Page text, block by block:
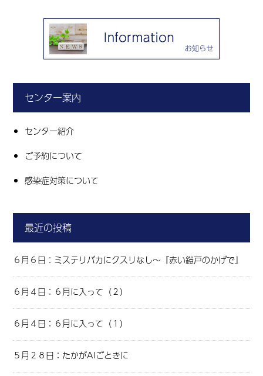
センター案内
センター紹介
ご予約について
感染症対策について
最近の投稿
６月６日：ミステリバカにクスリなし～『赤い鎧戸のかげで』
６月４日：６月に入って（２）
６月４日：６月に入って（１）
５月２８日：たかがAIごときに